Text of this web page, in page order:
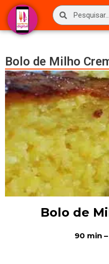
Bolo de Milho
Bolo de
90 min